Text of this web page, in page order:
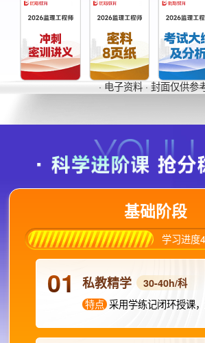
· 电子资料 · 封面仅供参
基础阶段
学习进度
01 私教精学
30-40h/科
特点 采用学练记闭环授课